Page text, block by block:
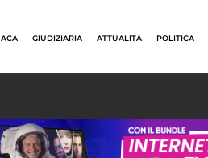
GIUDIZIARIA ATTUALITÀ POLITICA